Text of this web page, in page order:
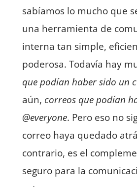
sabíamos lo mucho que
una herramienta de
interna tan simple,
poderosa. Todavía hay
que podían haber sido un
aún, correos que podían
@everyone. Pero eso no
correo haya quedado
contrario, es el
seguro para la